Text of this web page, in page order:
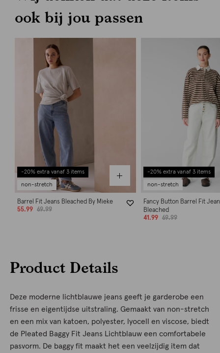
ook bij jou passen
-20% extra vanaf 3 items
non-stretch
Barrel Fit Jeans Bleached By Mieke
55.99
69.99
-20% extra vanaf 3 items
non-stretch
Fancy Button Barrel Fit
Bleached
41.99
69.99
Product Details
Deze moderne lichtblauwe jeans geeft je garderobe een
frisse en eigentijdse uitstraling. Gemaakt van non-stretch
en een mix van katoen, polyester, lyocell en viscose, biedt
de Pleated Baggy Fit Jeans Lichtblauw een comfortabele
pasvorm. De baggy fit maakt het een veelzijdig item dat